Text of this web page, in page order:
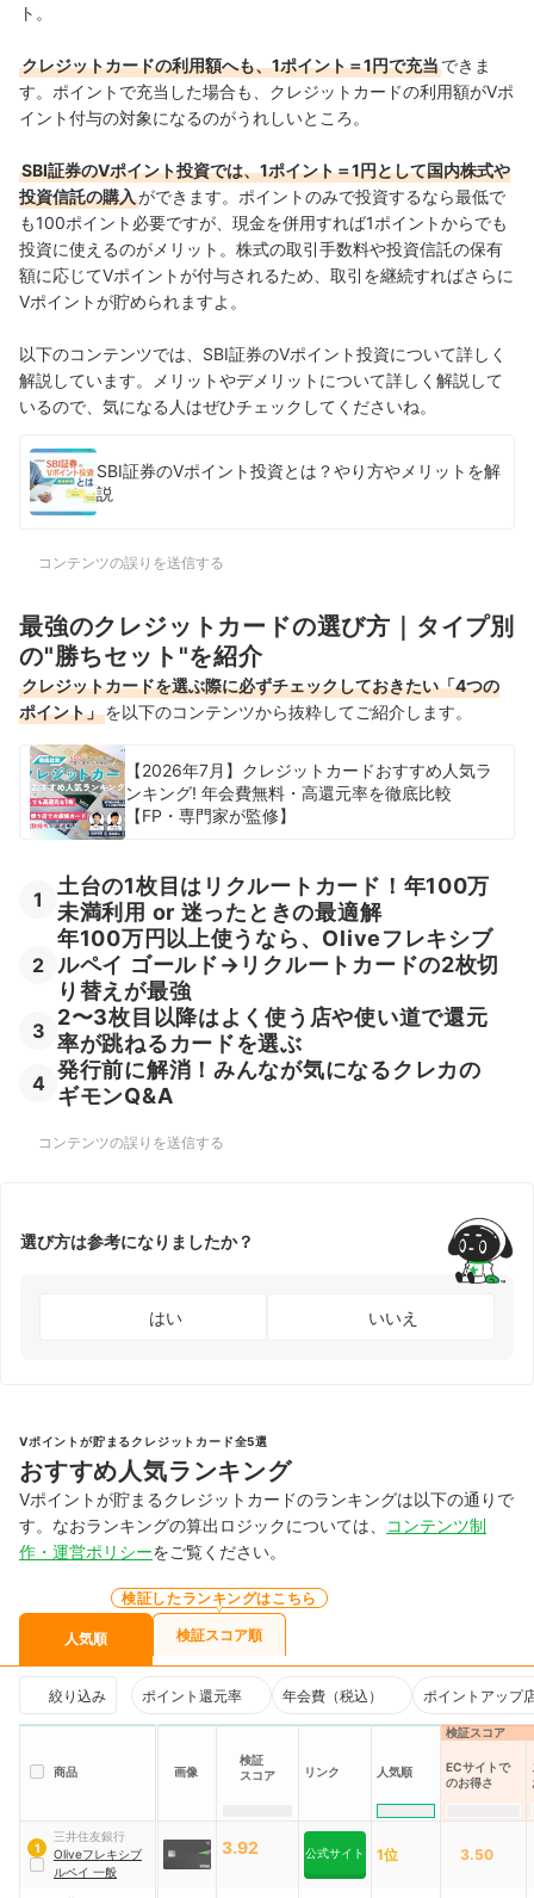
ト。
クレジットカードの利用額へも、1ポイント＝1円で充当できま
す。ポイントで充当した場合も、クレジットカードの利用額がVポ
イント付与の対象になるのがうれしいところ。
SBI証券のVポイント投資では、1ポイント＝1円として国内株式や
投資信託の購入ができます。ポイントのみで投資するなら最低で
も100ポイント必要ですが、現金を併用すれば1ポイントからでも
投資に使えるのがメリット。株式の取引手数料や投資信託の保有
額に応じてVポイントが付与されるため、取引を継続すればさらに
Vポイントが貯められますよ。
以下のコンテンツでは、SBI証券のVポイント投資について詳しく
解説しています。メリットやデメリットについて詳しく解説して
いるので、気になる人はぜひチェックしてくださいね。
SBI証券のVポイント投資とは？やり方やメリットを解
説
コンテンツの誤りを送信する
最強のクレジットカードの選び方｜タイプ別
の"勝ちセット"を紹介
クレジットカードを選ぶ際に必ずチェックしておきたい「4つの
ポイント」を以下のコンテンツから抜粋してご紹介します。
【2026年7月】クレジットカードおすすめ人気ラ
ンキング! 年会費無料・高還元率を徹底比較
【FP・専門家が監修】
1
土台の1枚目はリクルートカード！年100万
未満利用 or 迷ったときの最適解
2
年100万円以上使うなら、Oliveフレキシブ
ルペイ ゴールド→リクルートカードの2枚切
り替えが最強
3
2〜3枚目以降はよく使う店や使い道で還元
率が跳ねるカードを選ぶ
4
発行前に解消！みんなが気になるクレカの
ギモンQ&A
コンテンツの誤りを送信する
選び方は参考になりましたか？
はい いいえ
Vポイントが貯まるクレジットカード全5選
おすすめ人気ランキング
Vポイントが貯まるクレジットカードのランキングは以下の通りで
す。なおランキングの算出ロジックについては、
コンテンツ制
作・運営ポリシーをご覧ください。
人気順
検証したランキングはこちら
検証スコア順
絞り込み ポイント還元率 年会費（税込） ポイントアップ
商品 画像
検証
スコア
リンク 人気順
検証スコア
ECサイトで
のお得さ
1
三井住友銀行
Oliveフレキシブ
ルペイ 一般
3.92 公式サイト 1位 3.50